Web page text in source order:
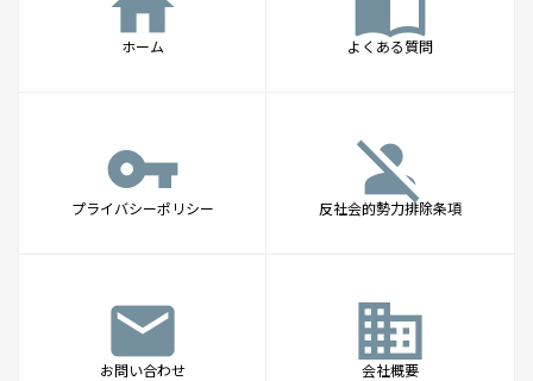
ホーム よくある質問
vpn_key
プライバシーポリシー
person_off
反社会的勢力排除条項
mail
お問い合わせ
business
会社概要